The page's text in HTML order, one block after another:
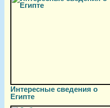
Интересные сведения о
Египте